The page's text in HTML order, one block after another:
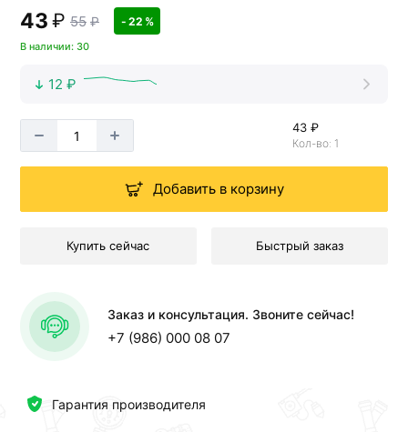
Гарантия производителя
43 ₽ 55 ₽ - 22 %
В наличии: 30
12 ₽
43 ₽
Кол-во: 1
Добавить в корзину
Купить сейчас Быстрый заказ
Заказ и консультация. Звоните сейчас!
+7 (986) 000 08 07